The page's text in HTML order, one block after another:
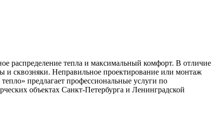
распределение тепла и максимальный комфорт. В отличие
сквозняки. Неправильное проектирование или монтаж
предлагает профессиональные услуги по
объектах Санкт-Петербурга и Ленинградской